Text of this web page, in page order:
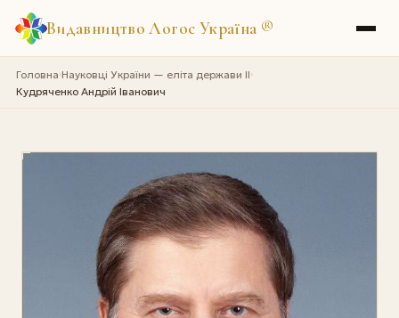
Видавництво Логос Україна ®
Головна›Науковці України — еліта держави II›
Кудряченко Андрій Іванович